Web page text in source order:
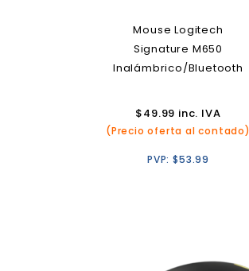
Mouse Logitech
Signature M650
Inalámbrico/Bluetooth
$49.99 inc. IVA
(Precio oferta al contado)
PVP:$53.99